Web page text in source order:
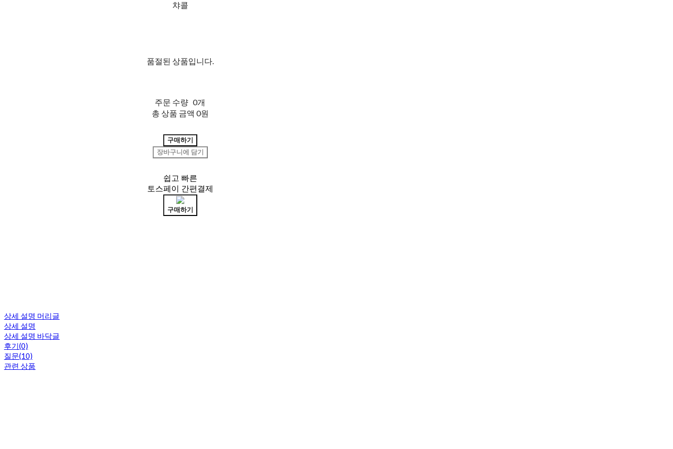
챠콜
품절된 상품입니다.
주문 수량 0개
총 상품 금액 0원
구매하기
장바구니에 담기
쉽고 빠른
토스페이 간편결제
구매하기
상세 설명 머리글
상세 설명
상세 설명 바닥글
후기(0)
질문(10)
관련 상품